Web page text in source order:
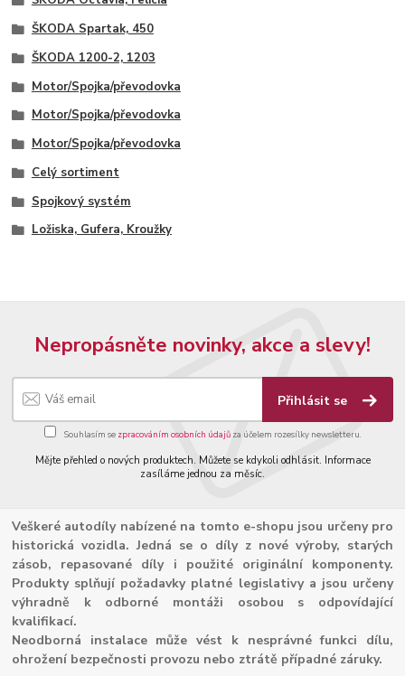
ŠKODA Spartak, 450
ŠKODA 1200-2, 1203
Motor/Spojka/převodovka
Motor/Spojka/převodovka
Motor/Spojka/převodovka
Celý sortiment
Spojkový systém
Ložiska, Gufera, Kroužky
Nepropásněte novinky, akce a slevy!
Přihlásit se
Souhlasím se zpracováním osobních údajůza účelem rozesílky newsletteru.
Mějte přehled o nových produktech. Můžete se kdykoli odhlásit. Informace
zasíláme jednou za měsíc.
Veškeré autodíly nabízené na tomto e-shopu jsou určeny pro
historická vozidla. Jedná se o díly z nové výroby, starých
zásob, repasované díly i použité originální komponenty.
Produkty splňují požadavky platné legislativy a jsou určeny
výhradně k odborné montáži osobou s odpovídající
kvalifikací.
Neodborná instalace může vést k nesprávné funkci dílu,
ohrožení bezpečnosti provozu nebo ztrátě případné záruky.